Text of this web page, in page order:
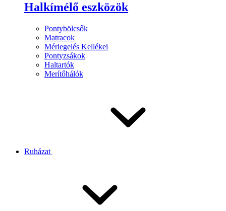
Halkímélő eszközök
Pontybölcsők
Matracok
Mérlegelés Kellékei
Pontyzsákok
Haltartók
Merítőhálók
Ruházat